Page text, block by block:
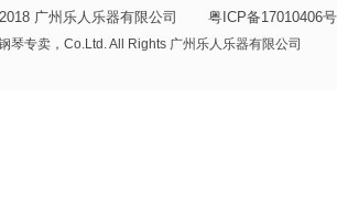
广州乐人乐器有限公司
粤ICP备17010406
琴专卖， Co.Ltd. All Rights 广州乐人乐器有限公司